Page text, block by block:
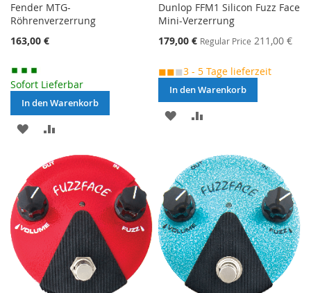
Fender MTG-
Röhrenverzerrung
163,00 €
Sofort Lieferbar
In den Warenkorb
MERKEN
Dunlop FFM1 Silicon Fuzz Face
Mini-Verzerrung
Special
179,00 € Regular Price 211,00 €
◼◼◼3 - 5 Tage lieferzeit
In den Warenkorb
MERKEN
HINZUFÜGEN